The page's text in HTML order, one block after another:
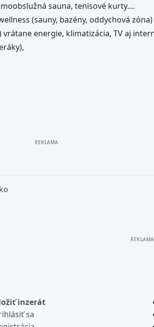
sauna, tenisové kurty....
(sauny, bazény, oddychová zóna)
vrátane energie, klimatizácia, TV aj
inzerát
sa